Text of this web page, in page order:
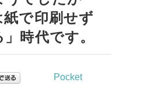
紙で印刷せず
時代です。
Pocket